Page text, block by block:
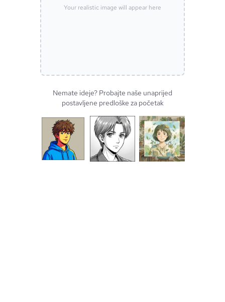
Your realistic image will appear here
Nemate ideje? Probajte naše unaprijed
postavljene predloške za početak